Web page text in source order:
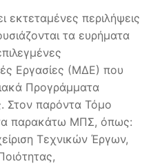
εκτεταμένες περιλήψεις
τα ευρήματα
Εργασίες (ΜΔΕ) που
Προγράμματα
παρόντα Τόμο
τα παρακάτω ΜΠΣ, όπως:
Τεχνικών Έργων,